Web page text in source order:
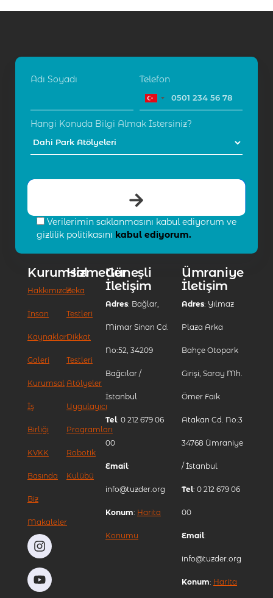
Adı Soyadı Telefon
Hangi Konuda Bilgi Almak İstersiniz?
Verilerimin saklanmasını kabul ediyorum ve
gizlilik politikasını kabul ediyorum.
Kurumsal
Hakkımızda
İnsan
Kaynakları
Galeri
Kurumsal
İş
Birliği
KVKK
Basında
Biz
Makaleler
Hizmetler
Zeka
Testleri
Dikkat
Testleri
Atölyeler
Uygulayıcı
Programları
Robotik
Kulübü
Güneşli
İletişim
Adres: Bağlar,
Mimar Sinan Cd.
No:52, 34209
Bağcılar /
İstanbul
Tel: 0 212 679 06
00
Email:
info@tuzder.org
Konum: Harita
Konumu
Ümraniye
İletişim
Adres: Yılmaz
Plaza Arka
Bahçe Otopark
Girişi, Saray Mh.
Ömer Faik
Atakan Cd. No:3
34768 Ümraniye
/ İstanbul
Tel: 0 212 679 06
00
Email:
info@tuzder.org
Konum: Harita